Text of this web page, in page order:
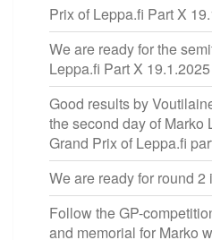
Prix of Leppa.fi Part X
We are ready for the
Leppa.fi Part X 19.1.2025
Good results by
the second day of Marko
Grand Prix of Leppa.fi
We are ready for round 2
Follow the GP-
and memorial for Marko